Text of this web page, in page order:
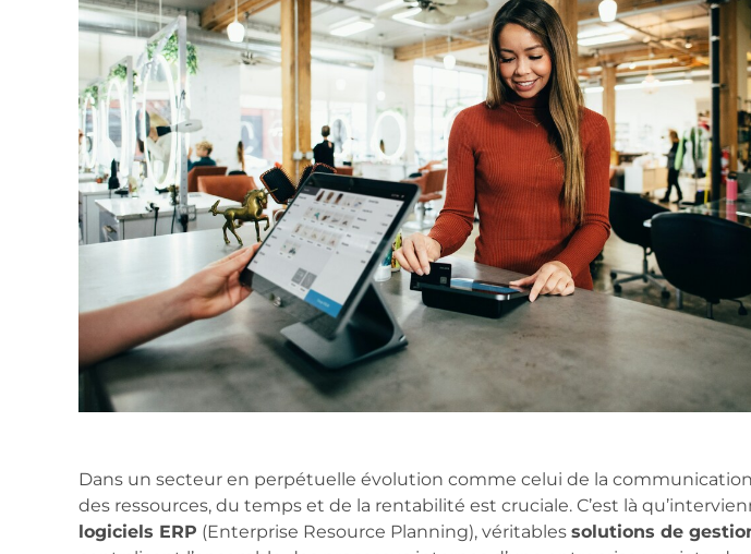
Dans un secteur en perpétuelle évolution comme celui de la
des ressources, du temps et de la rentabilité est cruciale. C’est là
logiciels ERP (Enterprise Resource Planning), véritables solutions de